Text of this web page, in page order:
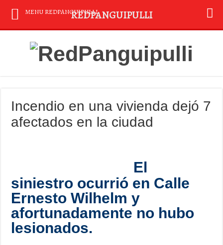
Incendio en una vivienda dejó 7
afectados en la ciudad
El
siniestro ocurrió en Calle
Ernesto Wilhelm y
afortunadamente no hubo
lesionados.
MENU REDPANGUIPULLIREDPANGUIPULLI